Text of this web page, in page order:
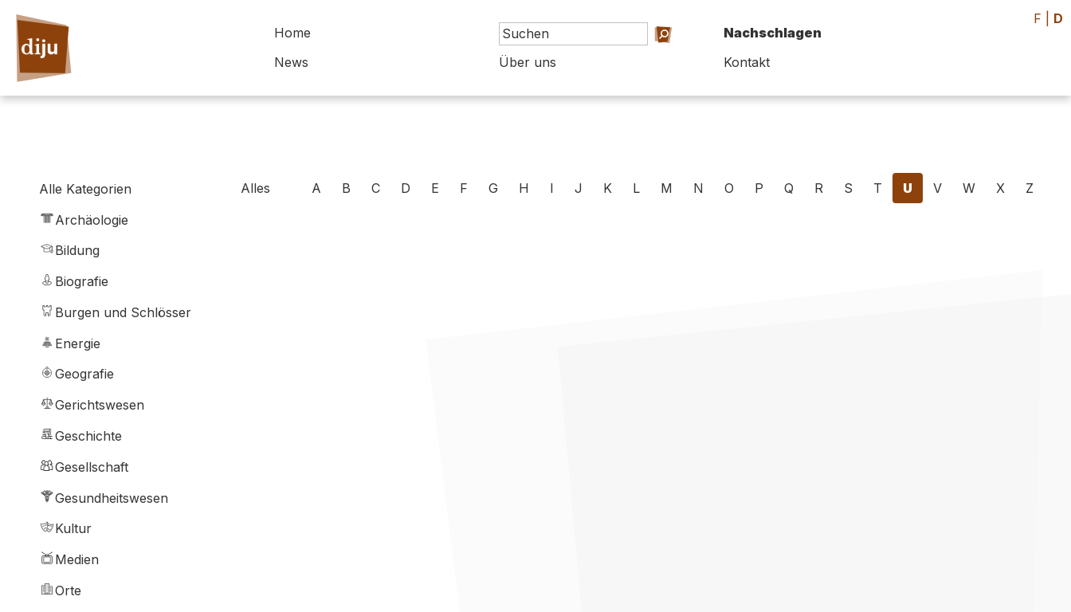
Home
Nachschlagen
News
Über uns Kontakt
F D
Alle Kategorien
Archäologie
Bildung
Biografie
Burgen und Schlösser
Energie
Geografie
Gerichtswesen
Geschichte
Gesellschaft
Gesundheitswesen
Kultur
Medien
Orte
Alles A B C D E F G H I J K L M N O P Q R S T U V W X Z